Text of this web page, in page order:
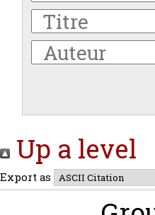
Up a level
Export as